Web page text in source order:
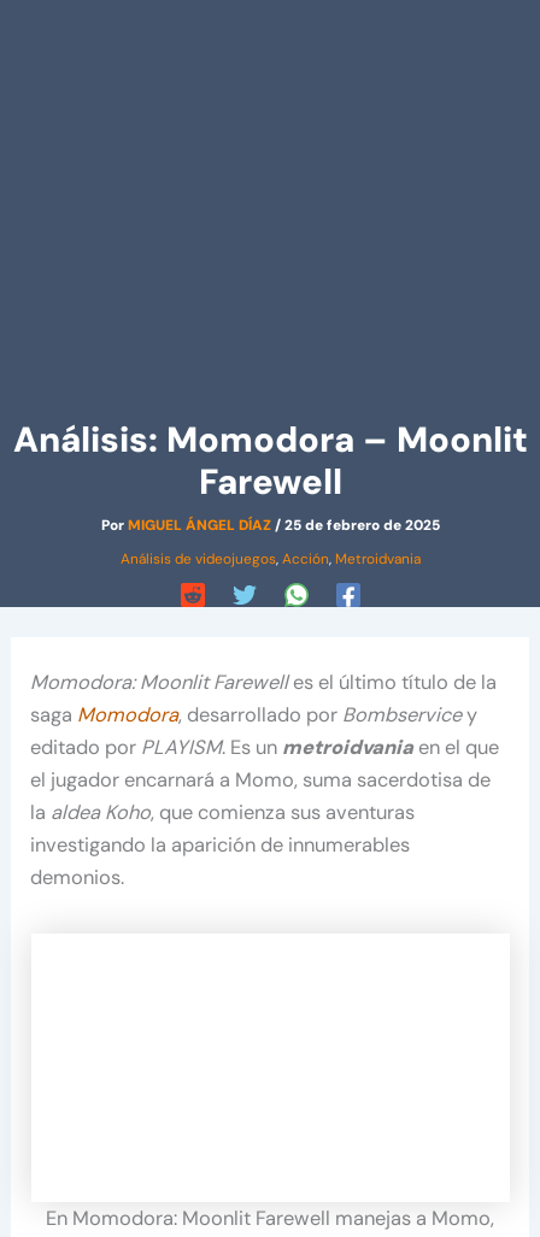
Análisis: Momodora – Moonlit
Farewell
PorMIGUEL ÁNGEL DÍAZ/25 de febrero de 2025
Análisis de videojuegos,Acción, Metroidvania
Momodora: Moonlit Farewelles el último título de la
saga Momodora, desarrollado por Bombservicey
editado por PLAYISM. Es un metroidvania en el que
el jugador encarnará a Momo, suma sacerdotisa de
la aldea Koho, que comienza sus aventuras
investigando la aparición de innumerables
demonios.
En Momodora: Moonlit Farewell manejas a Momo,